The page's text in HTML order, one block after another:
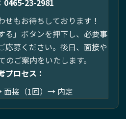
0465-23-2981
せもお待ちしております！
る」ボタンを押下し、必要事
応募ください。後日、面接や
のご案内をいたします。
プロセス：
面接（1回）→ 内定